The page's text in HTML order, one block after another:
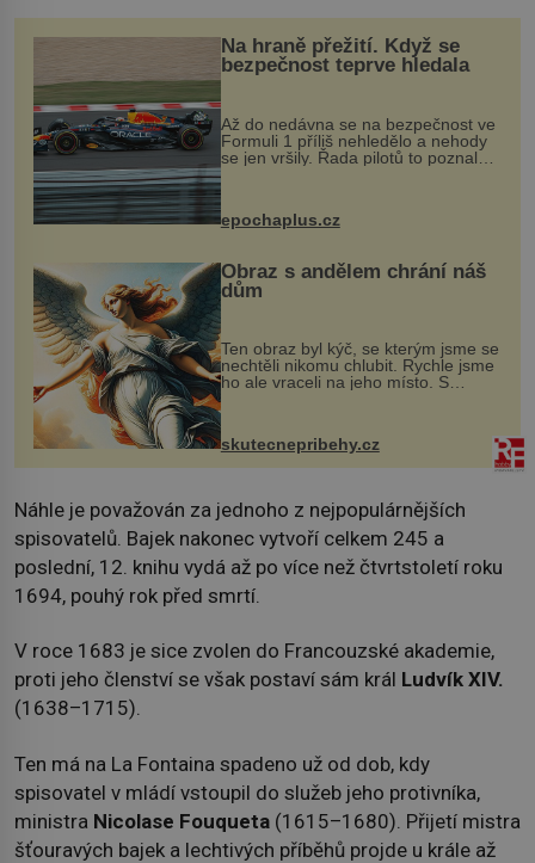
Na hraně přežití. Když se
bezpečnost teprve hledala
Až do nedávna se na bezpečnost ve
Formuli 1 příliš nehledělo a nehody
se jen vršily. Řada pilotů to poznala
na vlastní kůži, často s trvalými
následky nebo bohužel i ztrátou
života. Dnes nepochopiteln...
epochaplus.cz
Obraz s andělem chrání náš
dům
Ten obraz byl kýč, se kterým jsme se
nechtěli nikomu chlubit. Rychle jsme
ho ale vraceli na jeho místo. S
manželem Vaškem jsme si pořídili
chaloupku, takový domek na severu
Čech, kde jsme si naplánova...
skutecnepribehy.cz
Náhle je považován za jednoho z nejpopulárnějších
spisovatelů. Bajek nakonec vytvoří celkem 245 a
poslední, 12. knihu vydá až po více než čtvrtstoletí roku
1694, pouhý rok před smrtí.
V roce 1683 je sice zvolen do Francouzské akademie,
proti jeho členství se však postaví sám král Ludvík XIV.
(1638–1715).
Ten má na La Fontaina spadeno už od dob, kdy
spisovatel v mládí vstoupil do služeb jeho protivníka,
ministra Nicolase Fouqueta (1615–1680). Přijetí mistra
šťouravých bajek a lechtivých příběhů projde u krále až